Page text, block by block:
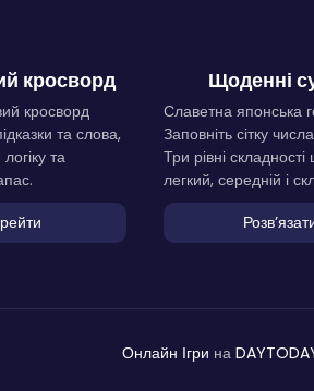
кросворд
кросворд
та слова,
та
Щоденні
Славетна японська
Заповніть сітку
Три рівні
легкий, середній і
Онлайн Ігри на